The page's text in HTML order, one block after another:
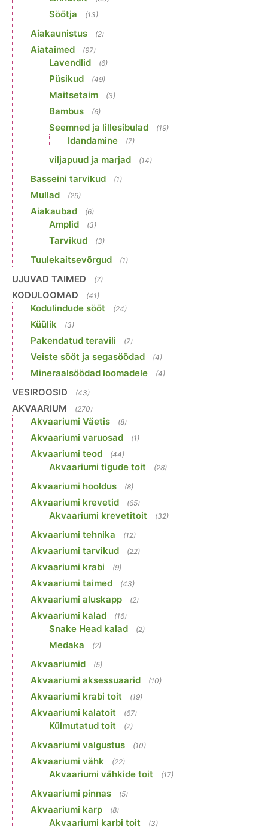
Söötja (13)
Aiakaunistus (2)
Aiataimed (97)
Lavendlid (6)
Püsikud (49)
Maitsetaim (3)
Bambus (6)
Seemned ja lillesibulad (19)
Idandamine (7)
viljapuud ja marjad (14)
Basseini tarvikud (1)
Mullad (29)
Aiakaubad (6)
Amplid (3)
Tarvikud (3)
Tuulekaitsevõrgud (1)
UJUVAD TAIMED (7)
KODULOOMAD (41)
Kodulindude sööt (24)
Küülik (3)
Pakendatud teravili (7)
Veiste sööt ja segasöödad (4)
Mineraalsöödad loomadele (4)
VESIROOSID (43)
AKVAARIUM (270)
Akvaariumi Väetis (8)
Akvaariumi varuosad (1)
Akvaariumi teod (44)
Akvaariumi tigude toit (28)
Akvaariumi hooldus (8)
Akvaariumi krevetid (65)
Akvaariumi krevetitoit (32)
Akvaariumi tehnika (12)
Akvaariumi tarvikud (22)
Akvaariumi krabi (9)
Akvaariumi taimed (43)
Akvaariumi aluskapp (2)
Akvaariumi kalad (16)
Snake Head kalad (2)
Medaka (2)
Akvaariumid (5)
Akvaariumi aksessuaarid (10)
Akvaariumi krabi toit (19)
Akvaariumi kalatoit (67)
Külmutatud toit (7)
Akvaariumi valgustus (10)
Akvaariumi vähk (22)
Akvaariumi vähkide toit (17)
Akvaariumi pinnas (5)
Akvaariumi karp (8)
Akvaariumi karbi toit (3)